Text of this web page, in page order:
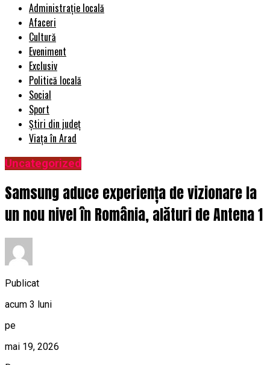
Administrație locală
Afaceri
Cultură
Eveniment
Exclusiv
Politică locală
Social
Sport
Știri din județ
Viața în Arad
Uncategorized
Samsung aduce experiența de vizionare la
un nou nivel în România, alături de Antena 1
Publicat
acum 3 luni
pe
mai 19, 2026